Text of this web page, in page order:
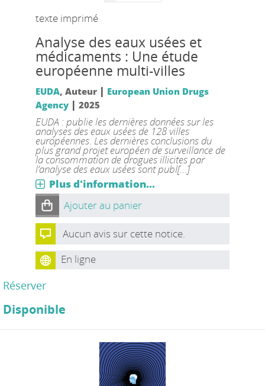
texte imprimé
Analyse des eaux usées et
médicaments : Une étude
européenne multi-villes
EUDA, Auteur | European Union Drugs
Agency| 2025
EUDA : publie les dernières données sur les
analyses des eaux usées de 128 villes
européennes. Les dernières conclusions du
plus grand projet européen de surveillance de
la consommation de drogues illicites par
l’analyse des eaux usées sont publ[...]
Plus d'information...
Ajouter au panier
Aucun avis sur cette notice.
En ligne
Réserver
Disponible